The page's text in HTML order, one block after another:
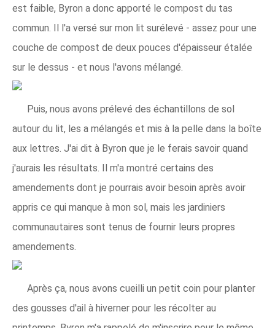
est faible, Byron a donc apporté le compost du tas
commun. Il l'a versé sur mon lit surélevé - assez pour une
couche de compost de deux pouces d'épaisseur étalée
sur le dessus - et nous l'avons mélangé.
Puis, nous avons prélevé des échantillons de sol
autour du lit, les a mélangés et mis à la pelle dans la boîte
aux lettres. J'ai dit à Byron que je le ferais savoir quand
j'aurais les résultats. Il m'a montré certains des
amendements dont je pourrais avoir besoin après avoir
appris ce qui manque à mon sol, mais les jardiniers
communautaires sont tenus de fournir leurs propres
amendements.
Après ça, nous avons cueilli un petit coin pour planter
des gousses d'ail à hiverner pour les récolter au